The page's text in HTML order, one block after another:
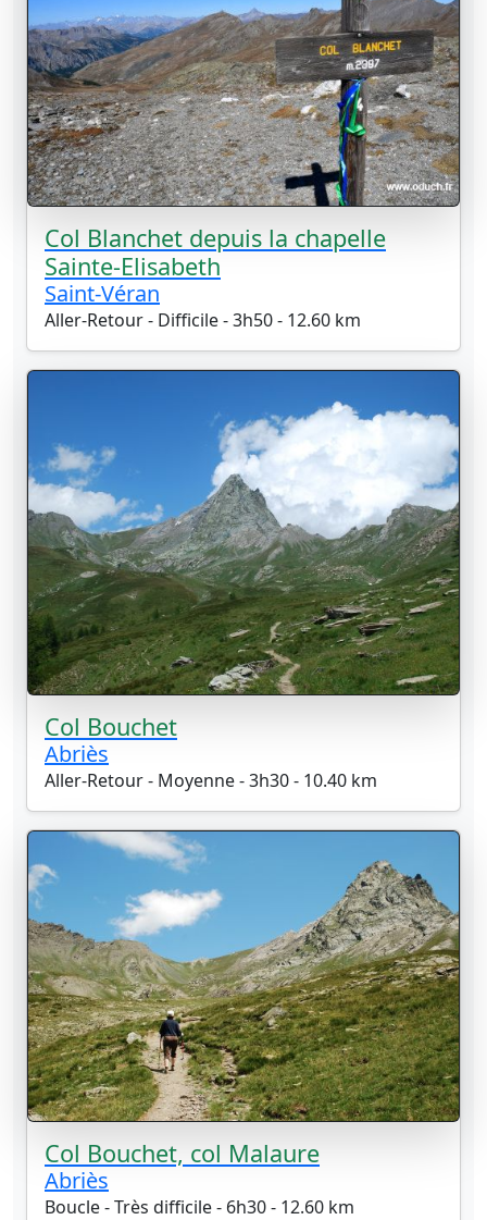
Col Blanchet depuis la chapelle
Sainte-Elisabeth
Saint-Véran
Aller-Retour - Difficile - 3h50 - 12.60 km
Col Bouchet
Abriès
Aller-Retour - Moyenne - 3h30 - 10.40 km
Col Bouchet, col Malaure
Abriès
Boucle - Très difficile - 6h30 - 12.60 km